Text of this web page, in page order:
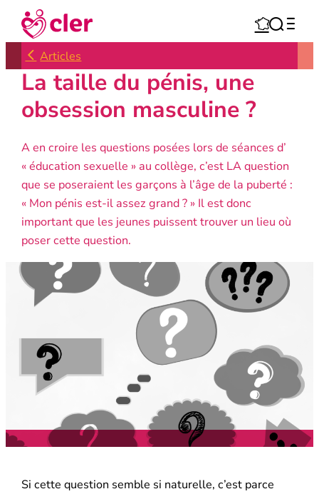
Aller
contenu
 
Articles
La taille du pénis, une
obsession masculine ?
A en croire les questions posées lors de séances d’
« éducation sexuelle » au collège, c’est LA question
que se poseraient les garçons à l’âge de la puberté :
« Mon pénis est-il assez grand ? » Il est donc
important que les jeunes puissent trouver un lieu où
poser cette question.
Si cette question semble si naturelle, c’est parce